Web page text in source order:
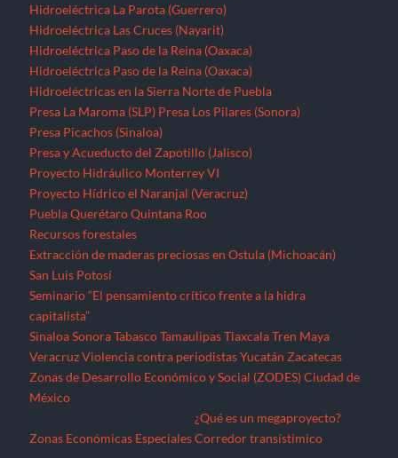
Hidroeléctrica La Parota (Guerrero)
Hidroeléctrica Las Cruces (Nayarit)
Hidroeléctrica Paso de la Reina (Oaxaca)
Hidroeléctrica Paso de la Reina (Oaxaca)
Hidroeléctricas en la Sierra Norte de Puebla
Presa La Maroma (SLP) Presa Los Pilares (Sonora)
Presa Picachos (Sinaloa)
Presa y Acueducto del Zapotillo (Jalisco)
Proyecto Hidráulico Monterrey VI
Proyecto Hídrico el Naranjal (Veracruz)
Puebla Querétaro Quintana Roo
Recursos forestales
Extracción de maderas preciosas en Ostula (Michoacán)
San Luis Potosí
Seminario “El pensamiento crítico frente a la hidra
capitalista”
Sinaloa Sonora Tabasco Tamaulipas Tlaxcala Tren Maya
Veracruz Violencia contra periodistas Yucatán Zacatecas
Zonas de Desarrollo Económico y Social (ZODES) Ciudad de
México
Zonas Económicas Especiales
¿Qué es un megaproyecto?
Corredor transístimico